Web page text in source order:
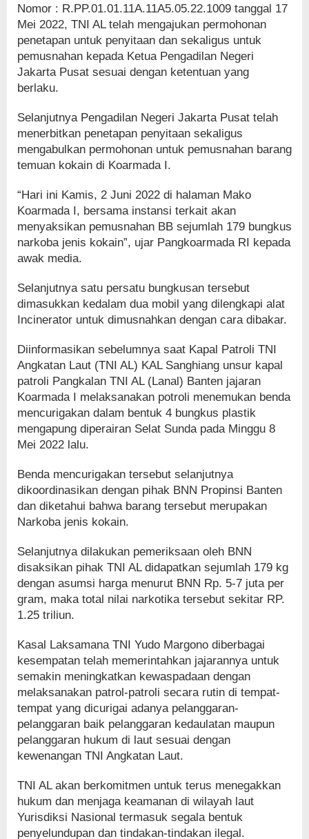
Nomor : R.PP.01.01.11A.11A5.05.22.1009 tanggal 17
Mei 2022, TNI AL telah mengajukan permohonan
penetapan untuk penyitaan dan sekaligus untuk
pemusnahan kepada Ketua Pengadilan Negeri
Jakarta Pusat sesuai dengan ketentuan yang
berlaku.
Selanjutnya Pengadilan Negeri Jakarta Pusat telah
menerbitkan penetapan penyitaan sekaligus
mengabulkan permohonan untuk pemusnahan barang
temuan kokain di Koarmada I.
“Hari ini Kamis, 2 Juni 2022 di halaman Mako
Koarmada I, bersama instansi terkait akan
menyaksikan pemusnahan BB sejumlah 179 bungkus
narkoba jenis kokain”, ujar Pangkoarmada RI kepada
awak media.
Selanjutnya satu persatu bungkusan tersebut
dimasukkan kedalam dua mobil yang dilengkapi alat
Incinerator untuk dimusnahkan dengan cara dibakar.
Diinformasikan sebelumnya saat Kapal Patroli TNI
Angkatan Laut (TNI AL) KAL Sanghiang unsur kapal
patroli Pangkalan TNI AL (Lanal) Banten jajaran
Koarmada I melaksanakan potroli menemukan benda
mencurigakan dalam bentuk 4 bungkus plastik
mengapung diperairan Selat Sunda pada Minggu 8
Mei 2022 lalu.
Benda mencurigakan tersebut selanjutnya
dikoordinasikan dengan pihak BNN Propinsi Banten
dan diketahui bahwa barang tersebut merupakan
Narkoba jenis kokain.
Selanjutnya dilakukan pemeriksaan oleh BNN
disaksikan pihak TNI AL didapatkan sejumlah 179 kg
dengan asumsi harga menurut BNN Rp. 5-7 juta per
gram, maka total nilai narkotika tersebut sekitar RP.
1.25 triliun.
Kasal Laksamana TNI Yudo Margono diberbagai
kesempatan telah memerintahkan jajarannya untuk
semakin meningkatkan kewaspadaan dengan
melaksanakan patrol-patroli secara rutin di tempat-
tempat yang dicurigai adanya pelanggaran-
pelanggaran baik pelanggaran kedaulatan maupun
pelanggaran hukum di laut sesuai dengan
kewenangan TNI Angkatan Laut.
TNI AL akan berkomitmen untuk terus menegakkan
hukum dan menjaga keamanan di wilayah laut
Yurisdiksi Nasional termasuk segala bentuk
penyelundupan dan tindakan-tindakan ilegal.